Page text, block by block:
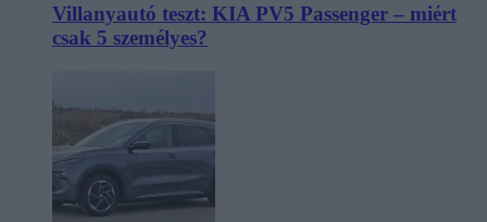
Villanyautó teszt: KIA PV5 Passenger – miért
csak 5 személyes?